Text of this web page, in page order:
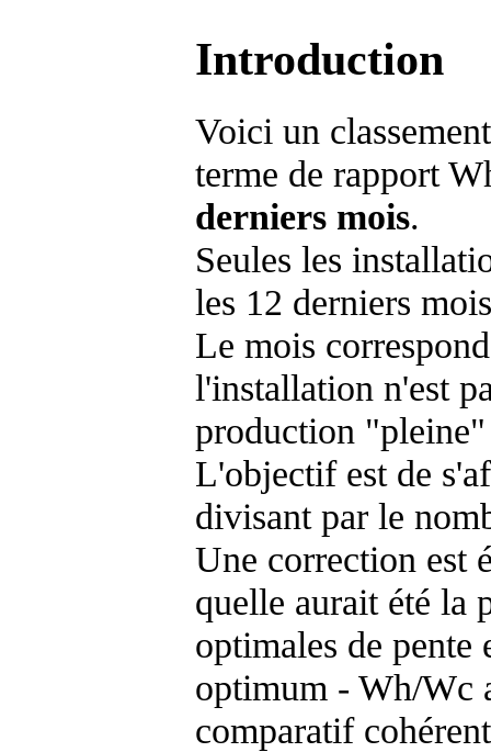
Introduction
Voici un
terme de rapport
derniers mois.
Seules les
les 12 derniers
Le mois
l'installation n'est
production "pleine"
L'objectif est de
divisant par le
Une correction est
quelle aurait été la
optimales de
optimum - Wh/Wc
comparatif